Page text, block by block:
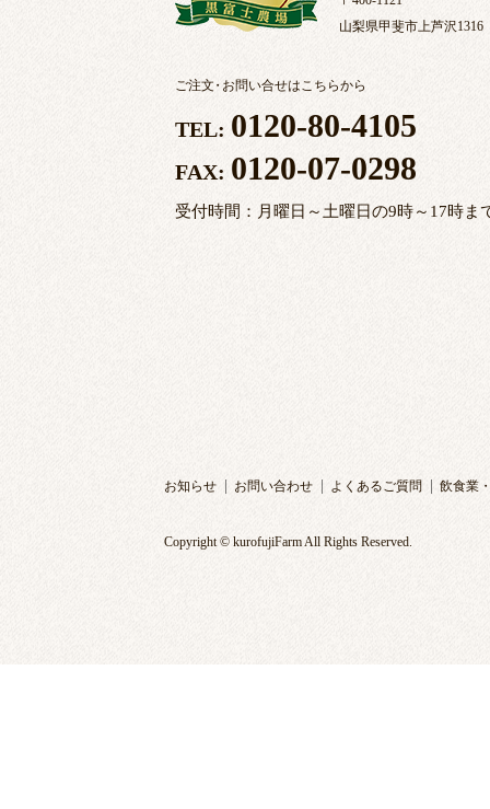
山梨県甲斐市上芦沢1316
ご注文・お問い合せはこちらから
TEL: 0120-80-4105
FAX: 0120-07-0298
受付時間：月曜日～土曜日の9時～17時ま
お知らせ お問い合わせ よくあるご質問 飲食業
Copyright © kurofujiFarm All Rights Reserved.